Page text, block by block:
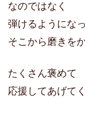
なのではなく
弾けるようにな
そこから磨きを
たくさん褒めて
応援してあげて